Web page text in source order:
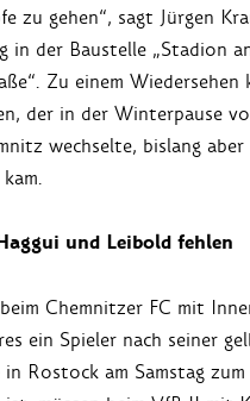
zu gehen“, sagt Jürgen
in der Baustelle „Stadion
Zu einem Wiedersehen
der in der Winterpause
wechselte, bislang
und Leibold fehlen
Chemnitzer FC mit
ein Spieler nach seiner
Rostock am Samstag zum